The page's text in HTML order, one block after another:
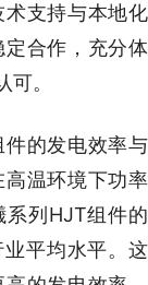
支持与本地化
合作，充分体
。
的发电效率与
温环境下功率
系列HJT组件的
业平均水平。这